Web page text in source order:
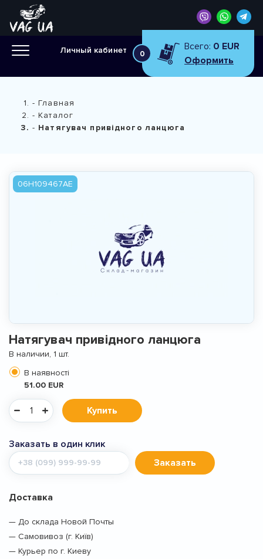
Личный кабинет 0
Всего: 0 EUR
Оформить
Главная
Каталог
Натягувач привідного ланцюга
06H109467AE
Натягувач привідного ланцюга
В наличии, 1 шт.
В наявності
51.00 EUR
Купить
Заказать в один клик
Мобильный
телефон
Заказать
Доставка
— До склада Новой Почты
— Самовивоз (г. Київ)
— Курьер по г. Киеву